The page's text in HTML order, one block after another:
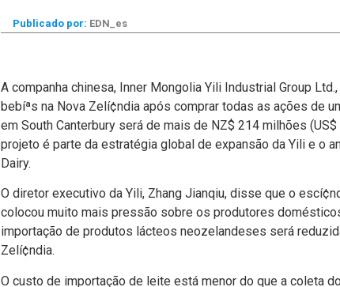
Publicado por: EDN_es
A companha chinesa, Inner Mongolia Yili Industrial Group
bebíªs na Nova Zelí¢ndia após comprar todas as ações de
em South Canterbury será de mais de NZ$ 214 milhões
projeto é parte da estratégia global de expansão da Yili e o
Dairy.
O diretor executivo da Yili, Zhang Jianqiu, disse que o
colocou muito mais pressão sobre os produtores
importação de produtos lácteos neozelandeses será
Zelí¢ndia.
O custo de importação de leite está menor do que a coleta